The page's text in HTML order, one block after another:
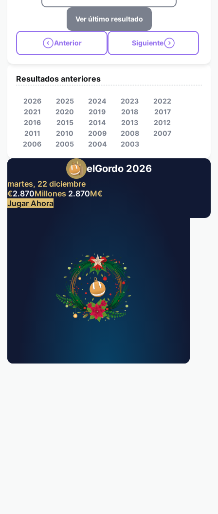
Ver último resultado
Anterior Siguiente
elGordo 2026
martes, 22 diciembre
€2.870Millones 2.870M€
Jugar Ahora
Resultados anteriores
2026 2025 2024 2023
2022
2021
2020 2019 2018
2017
2016
2015 2014 2013
2012
2011
2010 2009 2008
2007
2006
2005 2004 2003